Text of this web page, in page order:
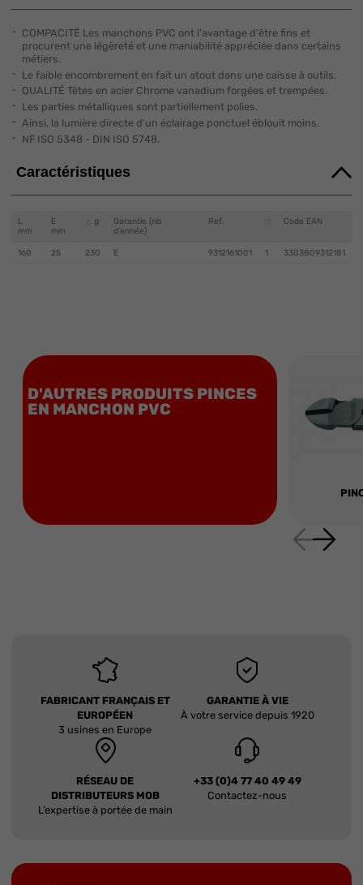
COMPACITÉ Les manchons PVC ont l'avantage d'être fins et
procurent une légèreté et une maniabilité appréciée dans certains
métiers.
Le faible encombrement en fait un atout dans une caisse à outils.
QUALITÉ Têtes en acier Chrome vanadium forgées et trempées.
Les parties métalliques sont partiellement polies.
Ainsi, la lumière directe d'un éclairage ponctuel éblouit moins.
NF ISO 5348 - DIN ISO 5748.
Caractéristiques
L
mm
E
mm
g
Garantie (nb
d'année)
Ref. Code EAN
160 25 230 E 9312161001 1 3303809312181
D'AUTRES PRODUITS PINCES
EN MANCHON PVC
FABRICANT FRANÇAIS ET
EUROPÉEN
3 usines en Europe
GARANTIE À VIE
À votre service depuis 1920
RÉSEAU DE
DISTRIBUTEURS MOB
L’expertise à portée de main
+33 (0)4 77 40 49 49
Contactez-nous